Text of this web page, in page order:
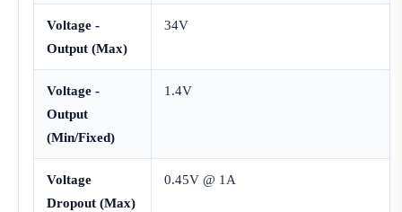
Voltage -
Output (Max)
34V
Voltage -
Output
(Min/Fixed)
1.4V
Voltage
Dropout (Max)
0.45V @ 1A